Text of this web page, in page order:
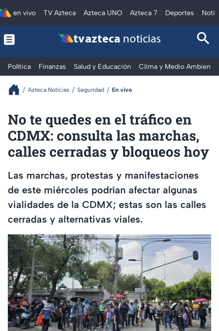
en vivo TV Azteca Azteca UNO Azteca 7 Deportes
tv azteca noticias
Política Finanzas Salud y Educación Clima y Medio Ambiente
Azteca Noticias Seguridad En vivo
No te quedes en el tráfico en
CDMX: consulta las marchas,
calles cerradas y bloqueos hoy
Las marchas, protestas y manifestaciones
de este miércoles podrían afectar algunas
vialidades de la CDMX; estas son las calles
cerradas y alternativas viales.